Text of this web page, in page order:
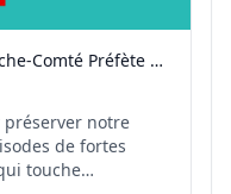
Préfète Bourgogne-Franche-Comté Préfète Côte-d'Or
préserver notre
touche